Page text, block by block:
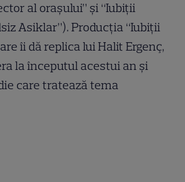
al orașului” și “Iubiții
Asiklar”). Producția “Iubiții
îi dă replica lui Halit Ergenç,
la începutul acestui an și
care tratează tema